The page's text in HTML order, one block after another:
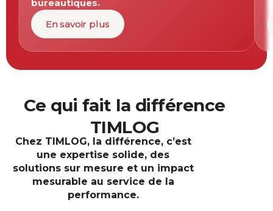
bureautiques.
En savoir plus
Ce qui fait la différence
TIMLOG
Chez TIMLOG, la différence, c’est
une expertise solide, des
solutions sur mesure et un impact
mesurable au service de la
performance.